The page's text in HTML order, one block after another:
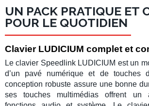
UN PACK PRATIQUE ET
POUR LE QUOTIDIEN
Clavier LUDICIUM complet et
Leclavier Speedlink LUDICIUM est un
d’un pavé numérique et de touches
conception robuste assure une bonne
sestouches multimédias offrent un